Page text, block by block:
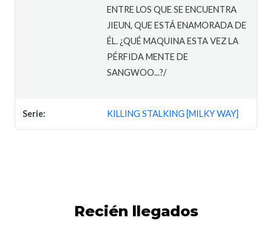
ENTRE LOS QUE SE ENCUENTRA
JIEUN, QUE ESTÁ ENAMORADA DE
ÉL. ¿QUÉ MAQUINA ESTA VEZ LA
PÉRFIDA MENTE DE
SANGWOO...?/
Serie: KILLING STALKING [MILKY WAY]
Recién llegados